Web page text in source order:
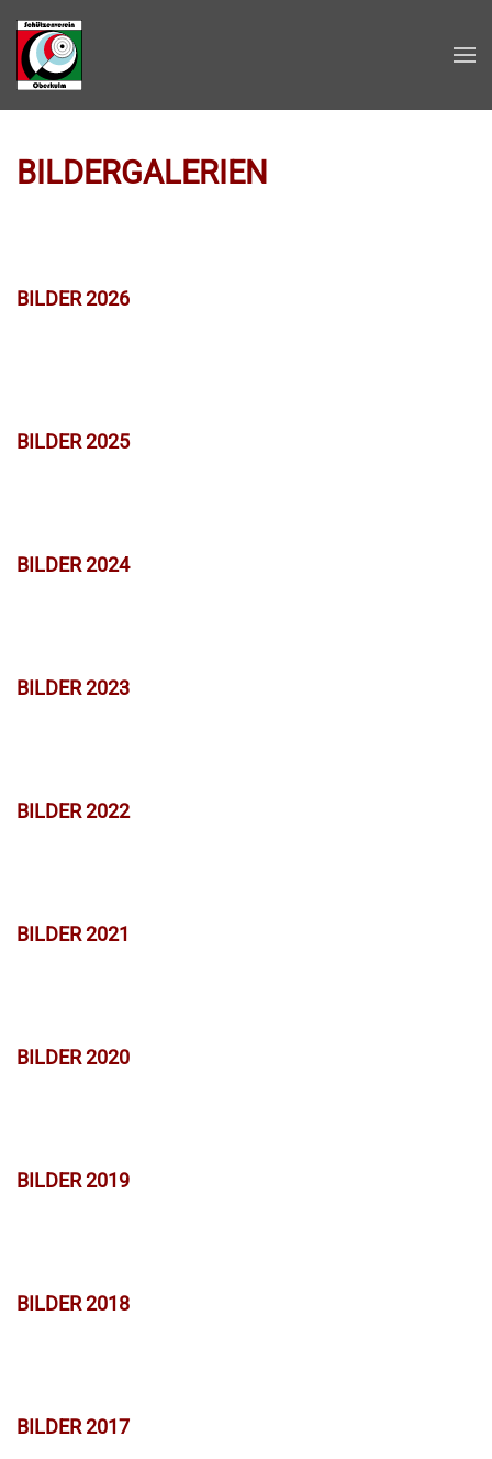
Zum Hauptinhalt springen
BILDERGALERIEN
BILDER 2026
BILDER 2025
BILDER 2024
BILDER 2023
BILDER 2022
BILDER 2021
BILDER 2020
BILDER 2019
BILDER 2018
BILDER 2017